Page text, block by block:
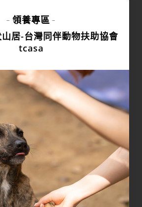
- 領養專區 -
居-台灣同伴動物扶助協會
tcasa